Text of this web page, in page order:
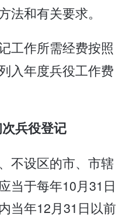
法和有关要求。
工作所需经费按照
入年度兵役工作费
兵役登记
不设区的市、市辖
当于每年10月31日
当年12月31日以前